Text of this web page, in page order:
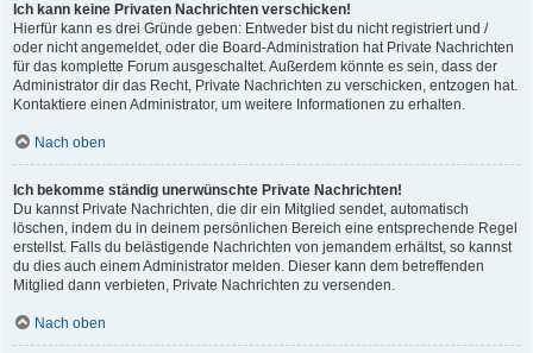
Ich kann keine Privaten Nachrichten verschicken!
Hierfür kann es drei Gründe geben: Entweder bist du nicht registriert und /
oder nicht angemeldet, oder die Board-Administration hat Private Nachrichten
für das komplette Forum ausgeschaltet. Außerdem könnte es sein, dass der
Administrator dir das Recht, Private Nachrichten zu verschicken, entzogen hat.
Kontaktiere einen Administrator, um weitere Informationen zu erhalten.
Nach oben
Ich bekomme ständig unerwünschte Private Nachrichten!
Du kannst Private Nachrichten, die dir ein Mitglied sendet, automatisch
löschen, indem du in deinem persönlichen Bereich eine entsprechende Regel
erstellst. Falls du belästigende Nachrichten von jemandem erhältst, so kannst
du dies auch einem Administrator melden. Dieser kann dem betreffenden
Mitglied dann verbieten, Private Nachrichten zu versenden.
Nach oben